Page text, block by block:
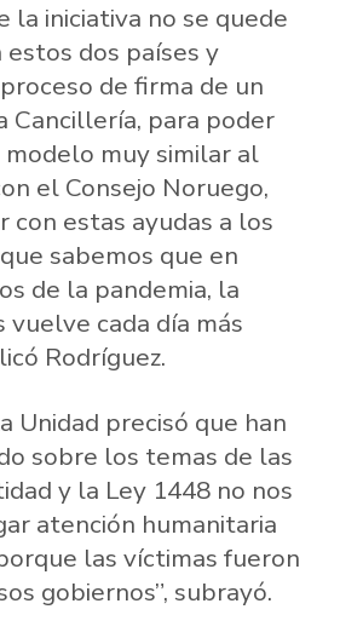
la iniciativa no se quede
dos países y
de firma de un
Cancillería, para poder
muy similar al
el Consejo Noruego,
estas ayudas a los
sabemos que en
de la pandemia, la
vuelve cada día más
Rodríguez.
Unidad precisó que han
sobre los temas de las
y la Ley 1448 no nos
atención humanitaria
las víctimas fueron
gobiernos”, subrayó.